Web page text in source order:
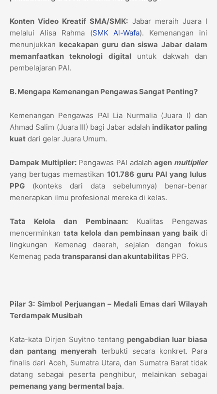
Konten Video Kreatif SMA/SMK: Jabar meraih Juara I
melalui Alisa Rahma (SMK Al-Wafa). Kemenangan ini
menunjukkan kecakapan guru dan siswa Jabar dalam
memanfaatkan teknologi digitaluntuk dakwah dan
pembelajaran PAI.
B. Mengapa Kemenangan Pengawas Sangat Penting?
Kemenangan Pengawas PAI Lia Nurmalia (Juara I) dan
Ahmad Salim (Juara III) bagi Jabar adalah indikator paling
kuat dari gelar Juara Umum.
Dampak Multiplier:Pengawas PAI adalahagen multiplier
yang bertugas memastikan 101.786 guru PAI yang lulus
PPG (konteks dari data sebelumnya) benar-benar
menerapkan ilmu profesional mereka di kelas.
Tata Kelola dan Pembinaan:Kualitas Pengawas
mencerminkan tata kelola dan pembinaan yang baik di
lingkungan Kemenag daerah, sejalan dengan fokus
Kemenag pada transparansi dan akuntabilitas PPG.
Pilar 3: Simbol Perjuangan – Medali Emas dari Wilayah
Terdampak Musibah
Kata-kata Dirjen Suyitno tentang pengabdian luar biasa
dan pantang menyerah terbukti secara konkret. Para
finalis dari Aceh, Sumatra Utara, dan Sumatra Barat tidak
datang sebagai peserta penghibur, melainkan sebagai
pemenang yang bermental baja.